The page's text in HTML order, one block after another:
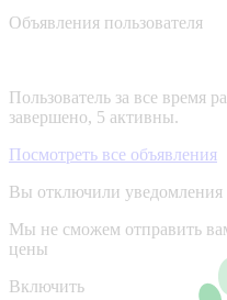
Объявления пользователя
Пользователь за все время
завершено, 5 активны.
Посмотреть все объявления
Вы отключили уведомления
Мы не сможем отправить
цены
Включить